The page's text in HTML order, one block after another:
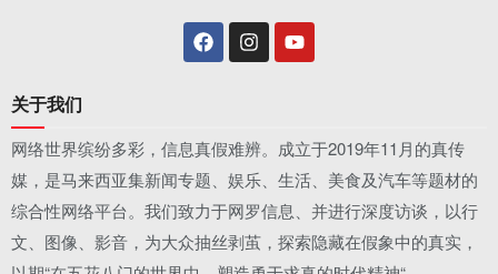
关于我们
网络世界缤纷多彩，信息真假难辨。成立于2019年11月的真传
媒，是马来西亚集新闻专题、娱乐、生活、美食及汽车等题材的
综合性网络平台。我们致力于网罗信息、并进行深度访谈，以行
文、图像、影音，为大众抽丝剥茧，探索隐藏在假象中的真实，